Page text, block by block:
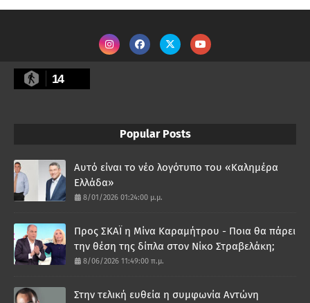
14
Popular Posts
Αυτό είναι το νέο λογότυπο του «Καλημέρα
Ελλάδα»
8/01/2026 01:24:00 μ.μ.
Προς ΣΚΑΪ η Μίνα Καραμήτρου - Ποια θα πάρει
την θέση της δίπλα στον Νίκο Στραβελάκη;
8/06/2026 11:49:00 π.μ.
Στην τελική ευθεία η συμφωνία Αντώνη